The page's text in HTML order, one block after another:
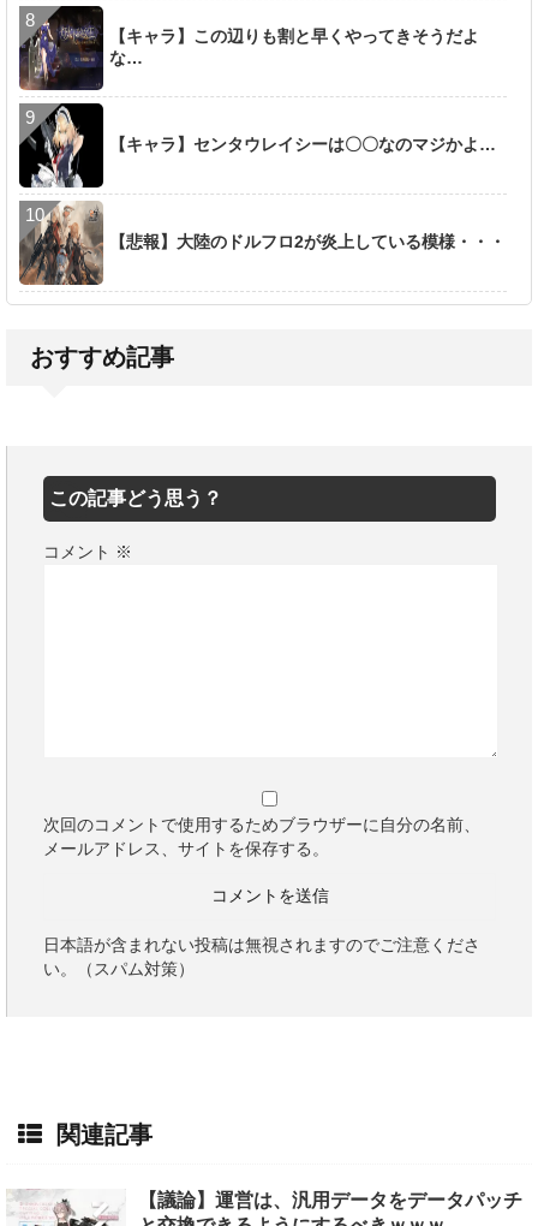
【キャラ】この辺りも割と早くやってきそうだよ
な…
【キャラ】センタウレイシーは〇〇なのマジかよ…
【悲報】大陸のドルフロ2が炎上している模様・・・
おすすめ記事
この記事どう思う？
コメント ※
次回のコメントで使用するためブラウザーに自分の名前、
メールアドレス、サイトを保存する。
日本語が含まれない投稿は無視されますのでご注意くださ
い。（スパム対策）
関連記事
【議論】運営は、汎用データをデータパッチ